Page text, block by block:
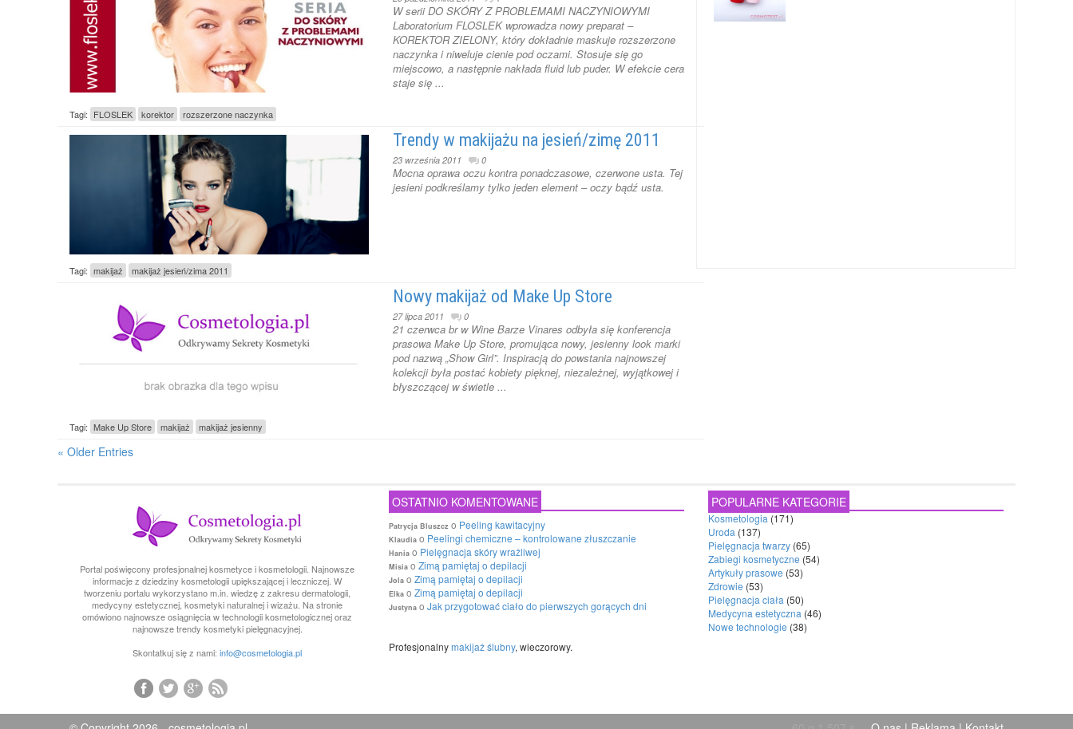
W serii DO SKÓRY Z PROBLEMAMI NACZYNIOWYMI
Laboratorium FLOSLEK wprowadza nowy preparat –
KOREKTOR ZIELONY, który dokładnie maskuje rozszerzone
naczynka i niweluje cienie pod oczami. Stosuje się go
miejscowo, a następnie nakłada fluid lub puder. W efekcie cera
staje się ...
Tagi: FLOSLEK korektor rozszerzone naczynka
Trendy w makijażu na jesień/zimę 2011
23 września 2011 0
Mocna oprawa oczu kontra ponadczasowe, czerwone usta. Tej
jesieni podkreślamy tylko jeden element – oczy bądź usta.
Tagi: makijaż makijaż jesień/zima 2011
Nowy makijaż od Make Up Store
27 lipca 2011 0
21 czerwca br w Wine Barze Vinares odbyła się konferencja
prasowa Make Up Store, promująca nowy, jesienny look marki
pod nazwą „Show Girl”. Inspiracją do powstania najnowszej
kolekcji była postać kobiety pięknej, niezależnej, wyjątkowej i
błyszczącej w świetle ...
Tagi: Make Up Store makijaż makijaż jesienny
« Older Entries
Portal poświęcony profesjonalnej kosmetyce i kosmetologii. Najnowsze
informacje z dziedziny kosmetologii upiększającej i leczniczej. W
tworzeniu portalu wykorzystano m.in. wiedzę z zakresu dermatologii,
medycyny estetycznej, kosmetyki naturalnej i wizażu. Na stronie
omówiono najnowsze osiągnięcia w technologii kosmetologicznej oraz
najnowsze trendy kosmetyki pielęgnacyjnej.
Skontatkuj się z nami: info@cosmetologia.pl
OSTATNIO KOMENTOWANE
Patrycja Bluszcz o Peeling kawitacyjny
Klaudia o Peelingi chemiczne – kontrolowane złuszczanie
Hania o Pielęgnacja skóry wrażliwej
Misia o Zimą pamiętaj o depilacji
Jola o Zimą pamiętaj o depilacji
Elka o Zimą pamiętaj o depilacji
Justyna o Jak przygotować ciało do pierwszych gorących dni
Profesjonalnymakijaż ślubny, wieczorowy.
POPULARNE KATEGORIE
Kosmetologia (171)
Uroda (137)
Pielęgnacja twarzy (65)
Zabiegi kosmetyczne (54)
Artykuły prasowe (53)
Zdrowie (53)
Pielęgnacja ciała (50)
Medycyna estetyczna (46)
Nowe technologie (38)